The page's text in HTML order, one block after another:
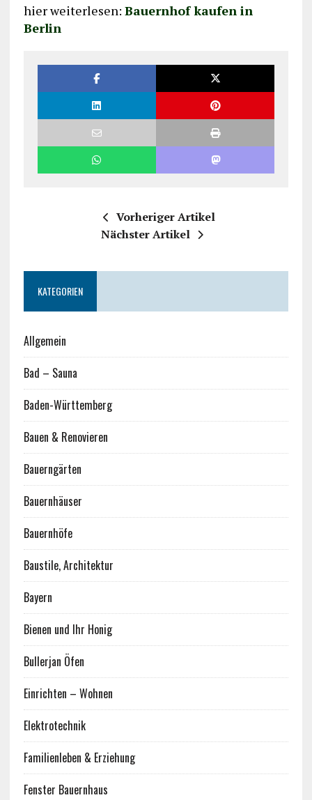
hier weiterlesen: Bauernhof kaufen in
Berlin
Vorheriger Artikel
Nächster Artikel
KATEGORIEN
Allgemein
Bad – Sauna
Baden-Württemberg
Bauen & Renovieren
Bauerngärten
Bauernhäuser
Bauernhöfe
Baustile, Architektur
Bayern
Bienen und Ihr Honig
Bullerjan Öfen
Einrichten – Wohnen
Elektrotechnik
Familienleben & Erziehung
Fenster Bauernhaus